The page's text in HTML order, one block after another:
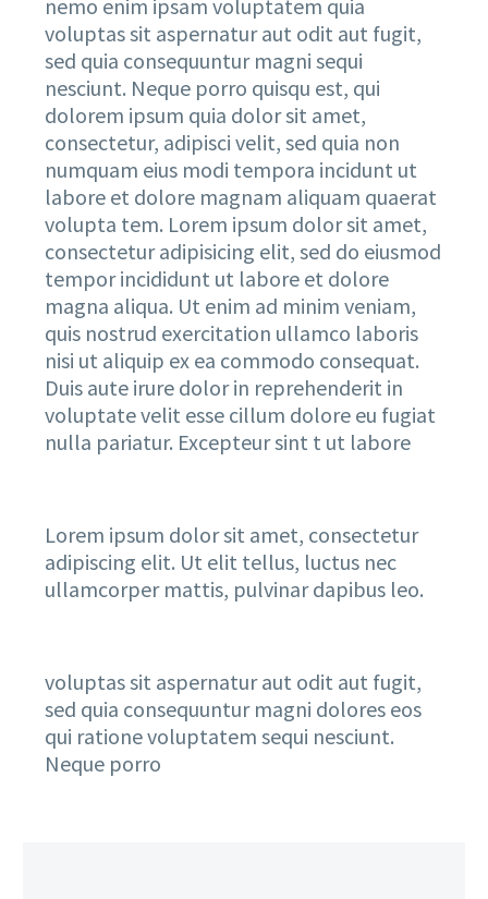
Lorem ipsum dolor sit amet, consectetur
adipiscing elit. Ut elit tellus, luctus nec
ullamcorper mattis, pulvinar dapibus leo.
voluptas sit aspernatur aut odit aut fugit,
sed quia consequuntur magni dolores eos
qui ratione voluptatem sequi nesciunt.
Neque porro
nemo enim ipsam voluptatem quia
voluptas sit aspernatur aut odit aut fugit,
sed quia consequuntur magni sequi
nesciunt. Neque porro quisqu est, qui
dolorem ipsum quia dolor sit amet,
consectetur, adipisci velit, sed quia non
numquam eius modi tempora incidunt ut
labore et dolore magnam aliquam quaerat
volupta tem. Lorem ipsum dolor sit amet,
consectetur adipisicing elit, sed do eiusmod
tempor incididunt ut labore et dolore
magna aliqua. Ut enim ad minim veniam,
quis nostrud exercitation ullamco laboris
nisi ut aliquip ex ea commodo consequat.
Duis aute irure dolor in reprehenderit in
voluptate velit esse cillum dolore eu fugiat
nulla pariatur. Excepteur sint t ut labore